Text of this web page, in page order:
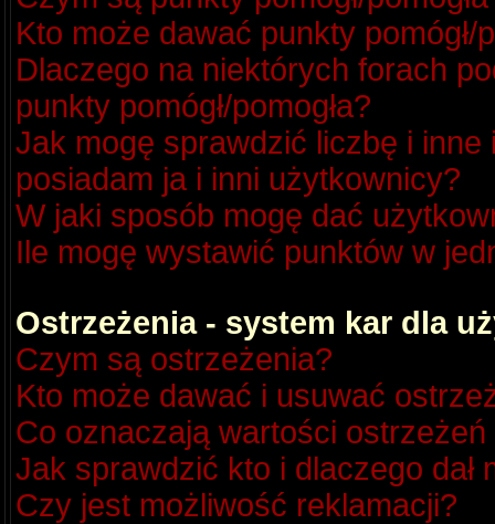
Kto może dawać punkty pomógł/
Dlaczego na niektórych forach
punkty pomógł/pomogła?
Jak mogę sprawdzić liczbę i
posiadam ja i inni użytkownicy?
W jaki sposób mogę dać
Ile mogę wystawić punktów w
Ostrzeżenia - system kar dla
Czym są ostrzeżenia?
Kto może dawać i usuwać
Co oznaczają wartości
Jak sprawdzić kto i dlaczego dał
Czy jest możliwość reklamacji?